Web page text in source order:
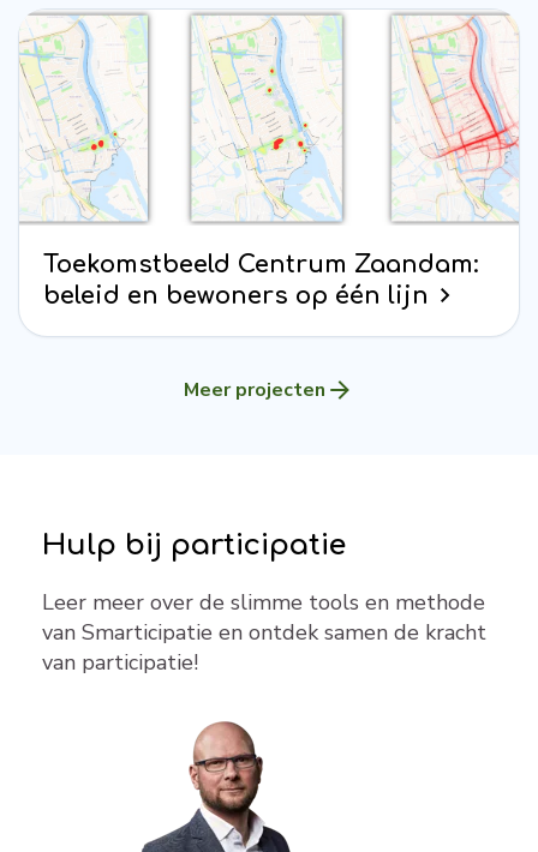
Toekomstbeeld Centrum Zaandam:
beleid en bewoners op één lijn
Meer projecten
Hulp bij participatie
Leer meer over de slimme tools en methode
van Smarticipatie en ontdek samen de kracht
van participatie!